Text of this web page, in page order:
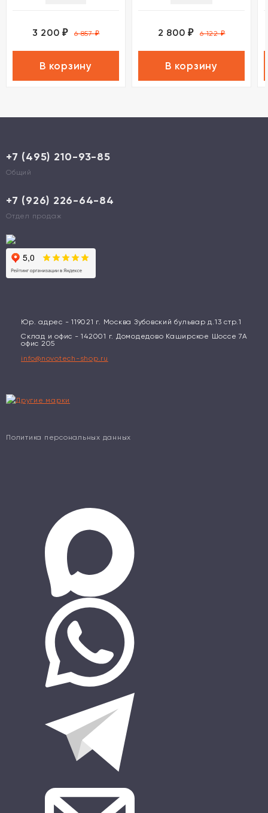
3 200 ₽ 6 857₽
В корзину
2 800 ₽ 6 122₽
В корзину
+7 (495) 210-93-85
Общий
+7 (926) 226-64-84
Отдел продаж
Юр. адрес - 119021 г. Москва Зубовский бульвар д.13 стр.1
Склад и офис - 142001 г. Домодедово Каширское Шоссе 7А
офис 205
info@novotech-shop.ru
Политика персональных данных